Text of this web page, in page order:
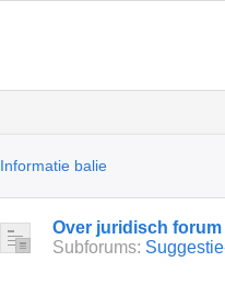
Informatie balie
Over juridisch forum
Subforums: